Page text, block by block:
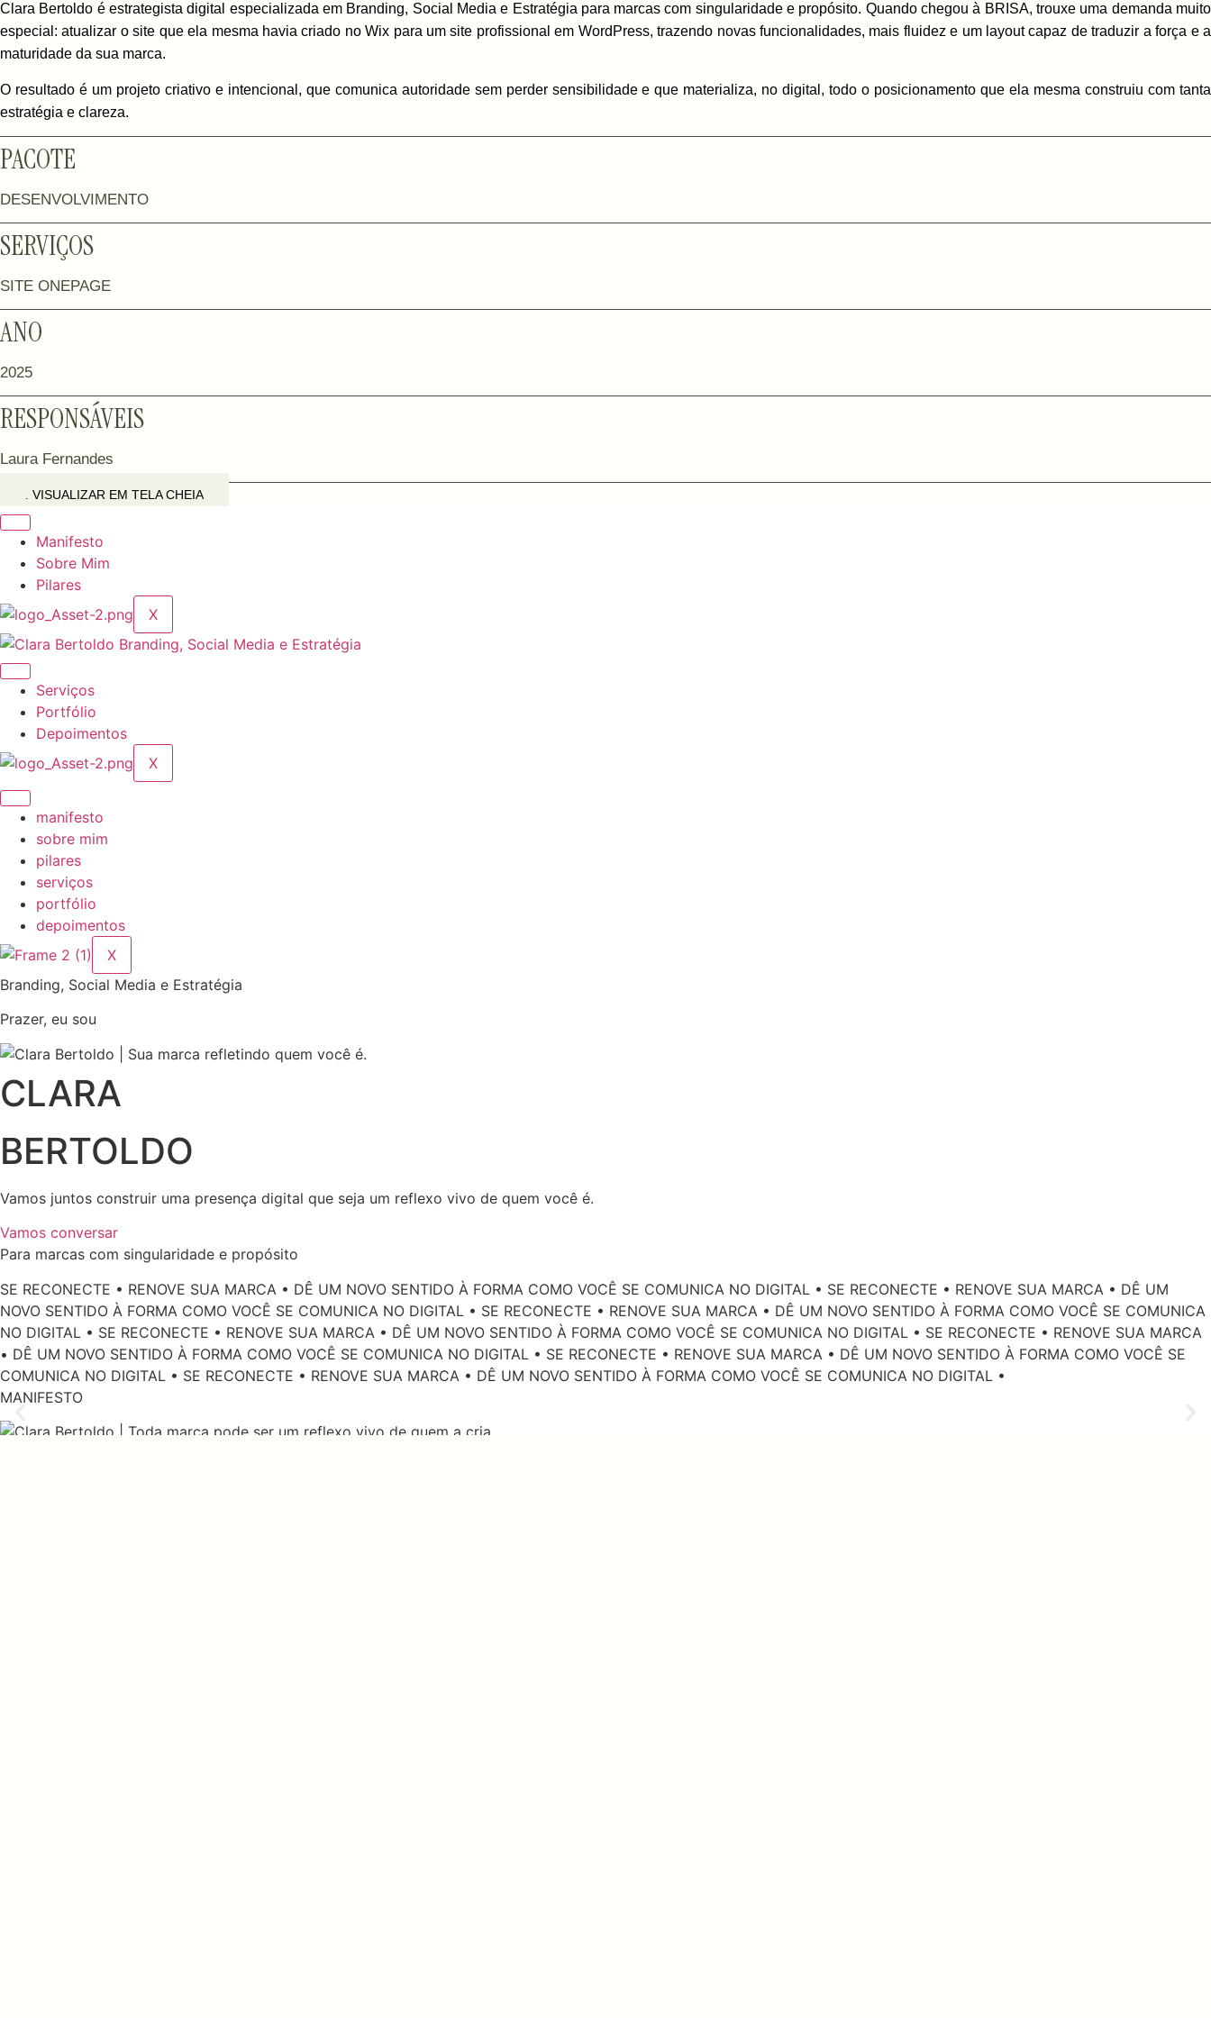
Clara Bertoldo é estrategista digital especializada em Branding, Social Media e Estratégia para marcas com singularidade e propósito. Quando chegou à BRISA, trouxe uma demanda muito
especial: atualizar o site que ela mesma havia criado no Wix para um site profissional em WordPress, trazendo novas funcionalidades, mais fluidez e um layout capaz de traduzir a força e a
maturidade da sua marca.
O resultado é um projeto criativo e intencional, que comunica autoridade sem perder sensibilidade e que materializa, no digital, todo o posicionamento que ela mesma construiu com tanta
estratégia e clareza.
PACOTE
DESENVOLVIMENTO
SERVIÇOS
SITE ONEPAGE
ANO
2025
RESPONSÁVEIS
Laura Fernandes
VISUALIZAR EM TELA CHEIA